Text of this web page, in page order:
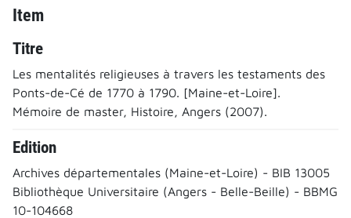
Item
Titre
Les mentalités religieuses à travers les testaments des
Ponts-de-Cé de 1770 à 1790. [Maine-et-Loire].
Mémoire de master, Histoire, Angers (2007).
Edition
Archives départementales (Maine-et-Loire) - BIB 13005
Bibliothèque Universitaire (Angers - Belle-Beille) - BBMG
10-104668